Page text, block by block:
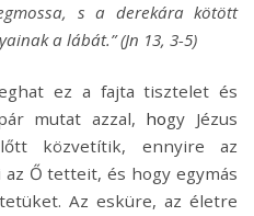
s a derekára kötött
a lábát.” (Jn 13, 3-5)
ez a fajta tisztelet és
mutat azzal, hogy Jézus
közvetítik, ennyire az
Ő tetteit, és hogy egymás
Az esküre, az életre